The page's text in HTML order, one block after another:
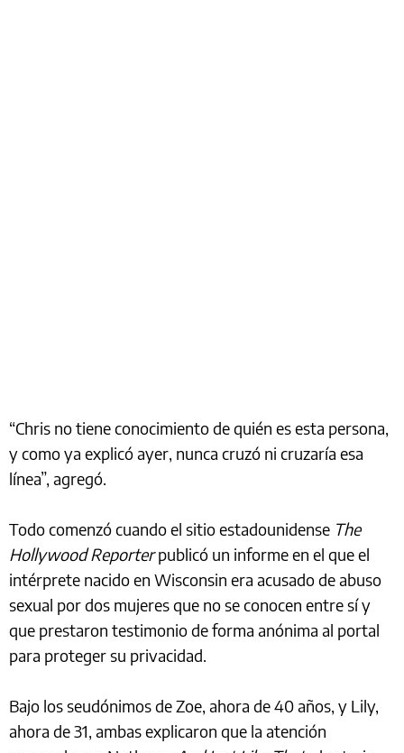
“Chris no tiene conocimiento de quién es esta persona,
y como ya explicó ayer, nunca cruzó ni cruzaría esa
línea”, agregó.
Todo comenzó cuando el sitio estadounidense The
Hollywood Reporterpublicó un informe en el que el
intérprete nacido en Wisconsin era acusado de abuso
sexual por dos mujeres que no se conocen entre sí y
que prestaron testimonio de forma anónima al portal
para proteger su privacidad.
Bajo los seudónimos de Zoe, ahora de 40 años, y Lily,
ahora de 31, ambas explicaron que la atención